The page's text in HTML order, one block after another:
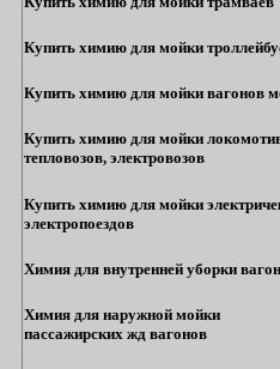
Купить химию для мойки
Купить химию для мойки вагонов
Купить химию для мойки
тепловозов, электровозов
Купить химию для мойки
электропоездов
Химия для внутренней уборки
Химия для наружной мойки
пассажирских жд вагонов